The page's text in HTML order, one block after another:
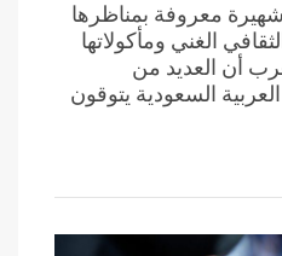
معروفة بمناظرها
الغني ومأكولاتها
أن العديد من
السعودية يتوقون